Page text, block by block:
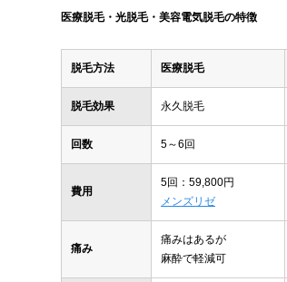
医療脱毛・光脱毛・美容電気脱毛の特徴
脱毛方法 医療脱毛
脱毛効果 永久脱毛
回数 5～6回
費用
5回：59,800円
メンズリゼ
痛み
痛みはあるが
麻酔で軽減可